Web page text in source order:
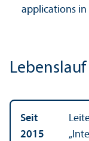
applications in
Lebens­lauf
Seit
2015